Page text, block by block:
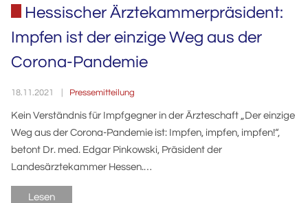
Hessischer Ärztekammerpräsident:
Impfen ist der einzige Weg aus der
Corona-Pandemie
18.11.2021 Pressemitteilung
Kein Verständnis für Impfgegner in der Ärzteschaft „Der einzige
Weg aus der Corona-Pandemie ist: Impfen, impfen, impfen!“,
betont Dr. med. Edgar Pinkowski, Präsident der
Landesärztekammer Hessen.…
Lesen